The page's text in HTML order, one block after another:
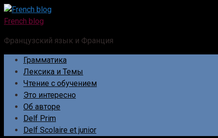
Перейти
к
French blog
Французский язык и Франция
Грамматика
Лексика и Темы
Чтение с обучением
Это интересно
Об авторе
Delf Prim
Delf Scolaire et junior